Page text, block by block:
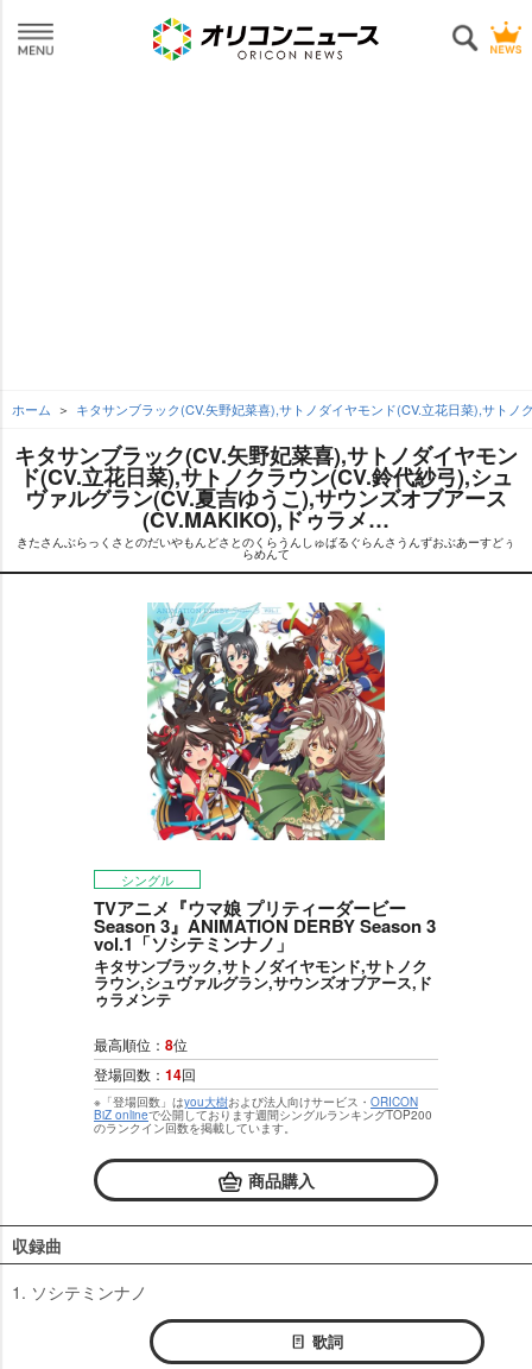
ホーム キタサンブラック(CV.矢野妃菜喜),サトノダイヤモンド(CV.立花日菜),サト
キタサンブラック(CV.矢野妃菜喜),サトノダイヤモン
ド(CV.立花日菜),サトノクラウン(CV.鈴代紗弓),シュ
ヴァルグラン(CV.夏吉ゆうこ),サウンズオブアース
(CV.MAKIKO),ドゥラメ…
きたさんぶらっくさとのだいやもんどさとのくらうんしゅばるぐらんさうんずおぶあーすどぅ
らめんて
シングル
TVアニメ『ウマ娘 プリティーダービー
Season 3』ANIMATION DERBY Season 3
vol.1「ソシテミンナノ」
キタサンブラック,サトノダイヤモンド,サトノク
ラウン,シュヴァルグラン,サウンズオブアース,ド
ゥラメンテ
最高順位： 8位
登場回数： 14回
※「登場回数」はyou大樹および法人向けサービス・ ORICON
BiZ onlineで公開しております週間シングルランキングTOP200
のランクイン回数を掲載しています。
商品購入
収録曲
1. ソシテミンナノ
歌詞